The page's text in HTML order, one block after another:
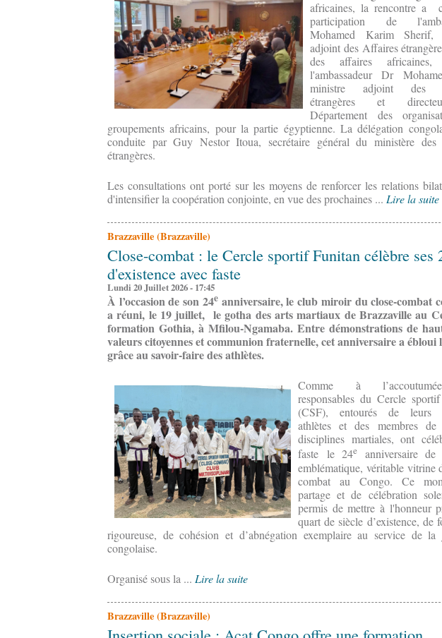
africaines, la rencontre a
participation de
Mohamed Karim Sherif,
adjoint des Affaires
des affaires
l'ambassadeur Dr
ministre adjoint des
étrangères et
Département des
groupements africains, pour la partie égyptienne. La délégation
conduite par Guy Nestor Itoua, secrétaire général du ministère des
étrangères.
Les consultations ont porté sur les moyens de renforcer les relations
d'intensifier la coopération conjointe, en vue des prochaines ... Lire la suite
Brazzaville (Brazzaville)
Close-combat : le Cercle sportif Funitan célèbre ses
d'existence avec faste
Lundi 20 Juillet 2026 - 17:45
À l’occasion de son 24eanniversaire, le club miroir du close-combat
a réuni, le 19 juillet, le gotha des arts martiaux de Brazzaville au
formation Gothia, à Mfilou-Ngamaba. Entre démonstrations de
valeurs citoyennes et communion fraternelle, cet anniversaire a ébloui
grâce au savoir-faire des athlètes.
Comme à
responsables du Cercle
(CSF), entourés de leurs
athlètes et des membres de
disciplines martiales, ont
faste le 24e anniversaire
emblématique, véritable vitrine
combat au Congo. Ce
partage et de célébration
permis de mettre à l'honneur
quart de siècle d’existence, de
rigoureuse, de cohésion et d’abnégation exemplaire au service de la
congolaise.
Organisé sous la ... Lire la suite
Brazzaville (Brazzaville)